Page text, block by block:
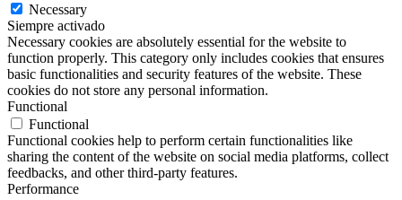
Necessary
Siempre activado
Necessary cookies are absolutely essential for the website to
function properly. This category only includes cookies that ensures
basic functionalities and security features of the website. These
cookies do not store any personal information.
Functional
Functional
Functional cookies help to perform certain functionalities like
sharing the content of the website on social media platforms, collect
feedbacks, and other third-party features.
Performance